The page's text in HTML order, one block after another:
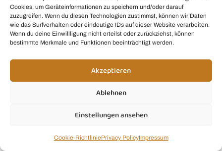
Cookies, um Geräteinformationen zu speichern und/oder darauf
zuzugreifen. Wenn du diesen Technologien zustimmst, können wir Daten
wie das Surfverhalten oder eindeutige IDs auf dieser Website verarbeiten.
Wenn du deine Einwillligung nicht erteilst oder zurückziehst, können
bestimmte Merkmale und Funktionen beeinträchtigt werden.
Akzeptieren
Ablehnen
Einstellungen ansehen
Cookie-RichtliniePrivacy PolicyImpressum
Mixer/Blender/Smoothie Maker, Grau
Office-
partner.de
Rezepten oder möchtest uns einfach etwas